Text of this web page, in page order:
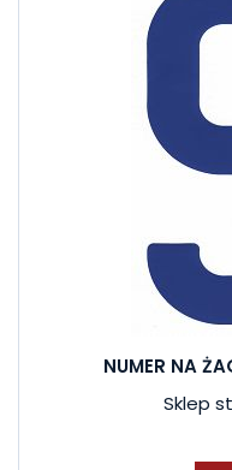
NUMER NA
Sklep